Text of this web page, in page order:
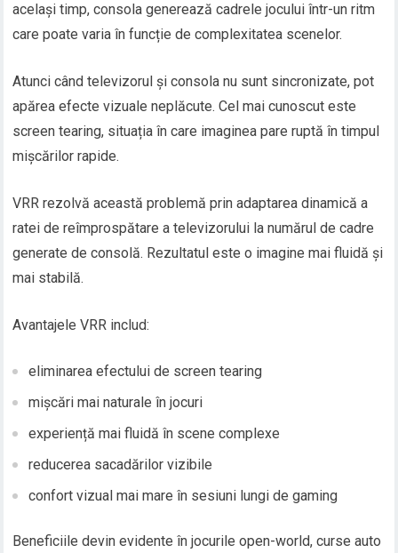
același timp, consola generează cadrele jocului într-un ritm
care poate varia în funcție de complexitatea scenelor.
Atunci când televizorul și consola nu sunt sincronizate, pot
apărea efecte vizuale neplăcute. Cel mai cunoscut este
screen tearing, situația în care imaginea pare ruptă în timpul
mișcărilor rapide.
VRR rezolvă această problemă prin adaptarea dinamică a
ratei de reîmprospătare a televizorului la numărul de cadre
generate de consolă. Rezultatul este o imagine mai fluidă și
mai stabilă.
Avantajele VRR includ:
eliminarea efectului de screen tearing
mișcări mai naturale în jocuri
experiență mai fluidă în scene complexe
reducerea sacadărilor vizibile
confort vizual mai mare în sesiuni lungi de gaming
Beneficiile devin evidente în jocurile open-world, curse auto